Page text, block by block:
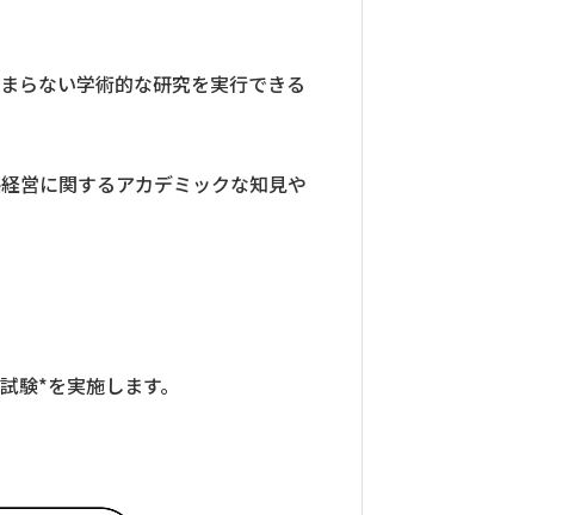
らない学術的な研究を実行できる
営に関するアカデミックな知見や
験*を実施します。